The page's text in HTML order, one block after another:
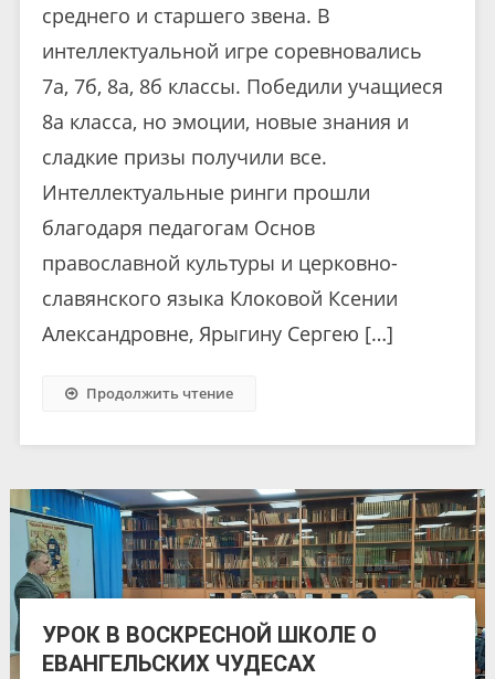
среднего и старшего звена. В
интеллектуальной игре соревновались
7а, 7б, 8а, 8б классы. Победили учащиеся
8а класса, но эмоции, новые знания и
сладкие призы получили все.
Интеллектуальные ринги прошли
благодаря педагогам Основ
православной культуры и церковно-
славянского языка Клоковой Ксении
Александровне, Ярыгину Сергею […]
Продолжить чтение
УРОК В ВОСКРЕСНОЙ ШКОЛЕ О
ЕВАНГЕЛЬСКИХ ЧУДЕСАХ